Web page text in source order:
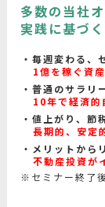
多数の当社
実践に基づ
毎週変わる、
1億を稼ぐ資
普通のサラリ
10年で経済的
値上がり、節
長期的、安定
メリットから
不動産投資が
※セミナー終了